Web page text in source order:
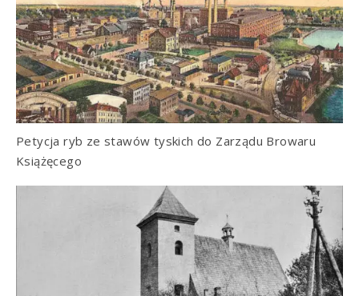
Petycja ryb ze stawów tyskich do Zarządu Browaru
Książęcego